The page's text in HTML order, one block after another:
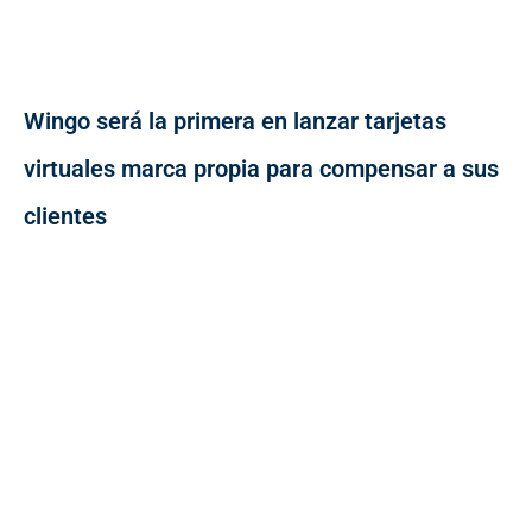
Wingo será la primera en lanzar tarjetas
virtuales marca propia para compensar a sus
clientes